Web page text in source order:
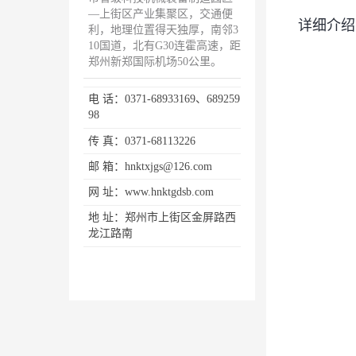
—上街区产业集聚区，交通便
利，地理位置得天独厚，南邻3
10国道，北有G30连霍高速，距
郑州新郑国际机场50公里。
电 话： 0371-68933169、689259
98
传 真： 0371-68113226
邮 箱：hnktxjgs@126.com
网 址：www.hnktgdsb.com
地 址： 郑州市上街区金屏路西
龙江路南
详细介